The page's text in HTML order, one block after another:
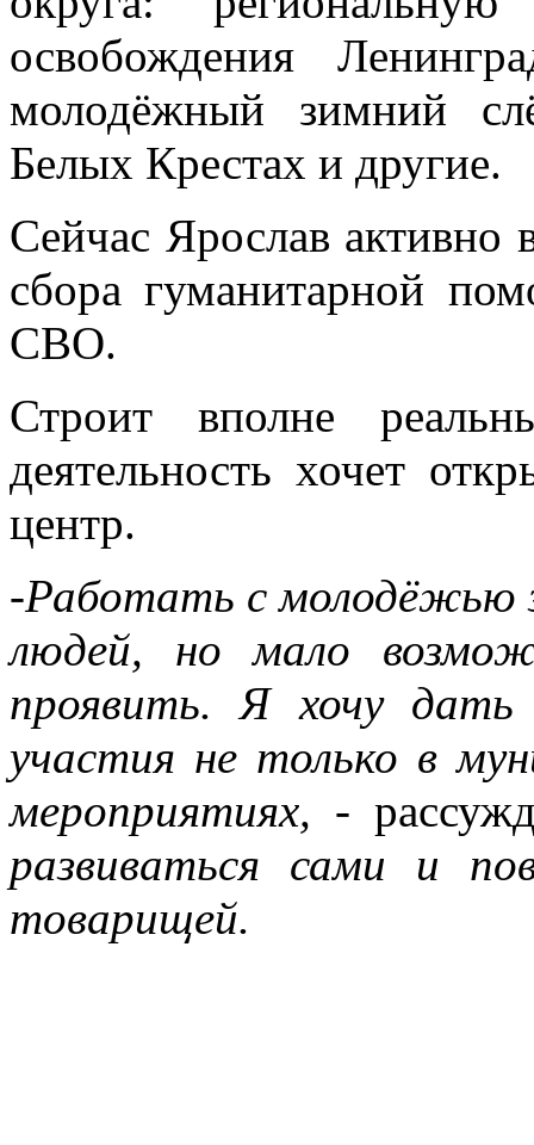
освобождения
молодёжный зимний
Белых Крестах и другие.
Сейчас Ярослав активно
сбора гуманитарной
СВО.
Строит вполне
деятельность хочет
центр.
-Работать с молодёжью
людей, но мало
проявить. Я хочу
участия не только в
мероприятиях, -
развиваться сами и
товарищей.